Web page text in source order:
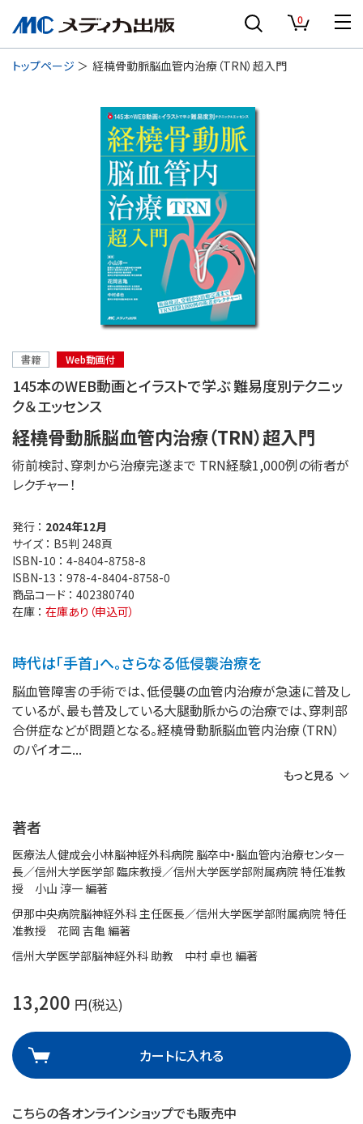
0
トップページ 経橈骨動脈脳血管内治療（TRN）超入門
書籍 Web動画付
145本のWEB動画とイラストで学ぶ 難易度別テクニッ
ク＆エッセンス
経橈骨動脈脳血管内治療（TRN）超入門
術前検討、穿刺から治療完遂まで TRN経験1,000例の術者が
レクチャー！
発行 ： 2024年12月
サイズ ： B5判 248頁
ISBN-10 ： 4-8404-8758-8
ISBN-13 ： 978-4-8404-8758-0
商品コード ： 402380740
在庫 ： 在庫あり（申込可）
時代は「手首」へ。さらなる低侵襲治療を
脳血管障害の手術では、低侵襲の血管内治療が急速に普及し
ているが、最も普及している大腿動脈からの治療では、穿刺部
合併症などが問題となる。経橈骨動脈脳血管内治療（TRN）
のパイオニ
もっと見る
著者
医療法人健成会小林脳神経外科病院 脳卒中・脳血管内治療センター
長／信州大学医学部 臨床教授／信州大学医学部附属病院 特任准教
授 小山 淳一 編著
伊那中央病院脳神経外科 主任医長／信州大学医学部附属病院 特任
准教授 花岡 吉亀 編著
信州大学医学部脳神経外科 助教 中村 卓也 編著
13,200 円(税込)
カートに入れる
こちらの各オンラインショップでも販売中